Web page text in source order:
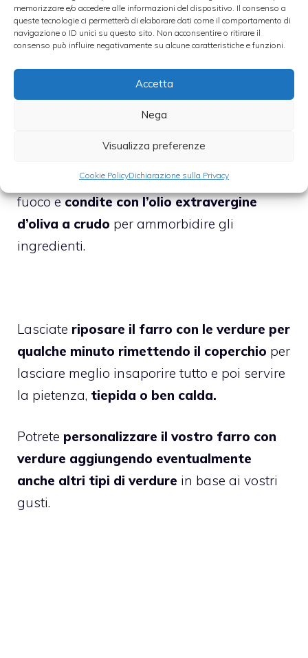
memorizzare e/o accedere alle informazioni del dispositivo. Il consenso a
queste tecnologie ci permetterà di elaborare dati come il comportamento di
navigazione o ID unici su questo sito. Non acconsentire o ritirare il
consenso può influire negativamente su alcune caratteristiche e funzioni.
Accetta
Nega
Visualizza preferenze
Cookie PolicyDichiarazione sulla Privacy
Adesso potrete aggiungere anche ilfarro:
mescolate eaggiungete un cucchiaino di
peperoncino,poimescolate insieme a
mezzo bicchiere di acqua di cottura.
circa 5 minuti, poi togliete la padella dal
fuoco econdite con l’olio extravergine
d’oliva a crudo per ammorbidire gli
ingredienti.
Lasciate riposare il farro con le verdure per
qualche minuto rimettendo il coperchio per
lasciare meglio insaporire tutto e poi servire
la pietenza, tiepida o ben calda.
Potrete personalizzare il vostro farro con
verdure aggiungendo eventualmente
anche altri tipi di verdure in base ai vostri
gusti.